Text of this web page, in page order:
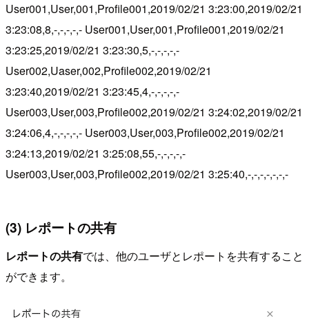
User001,User,001,Profile001,2019/02/21 3:23:00,2019/02/21
3:23:08,8,-,-,-,-,- User001,User,001,Profile001,2019/02/21
3:23:25,2019/02/21 3:23:30,5,-,-,-,-,-
User002,Uaser,002,Profile002,2019/02/21
3:23:40,2019/02/21 3:23:45,4,-,-,-,-,-
User003,User,003,Profile002,2019/02/21 3:24:02,2019/02/21
3:24:06,4,-,-,-,-,- User003,User,003,Profile002,2019/02/21
3:24:13,2019/02/21 3:25:08,55,-,-,-,-,-
User003,User,003,Profile002,2019/02/21 3:25:40,-,-,-,-,-,-,-
(3) レポートの共有
レポートの共有では、他のユーザとレポートを共有すること
ができます。